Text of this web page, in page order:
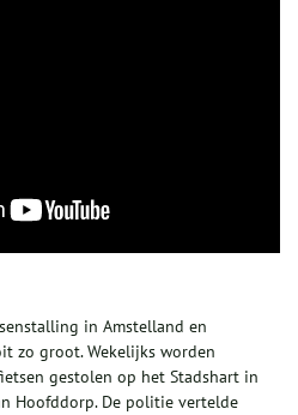
in Amstelland en
zo groot. Wekelijks worden
gestolen op het Stadshart in
Hoofddorp. De politie vertelde